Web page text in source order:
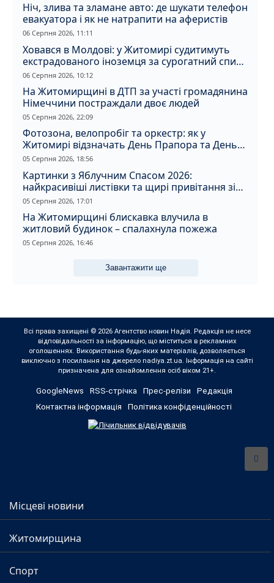
Ніч, злива та зламане авто: де шукати телефон
евакуатора і як не натрапити на аферистів
06 Серпня 2026, 11:11
Ховався в Молдові: у Житомирі судитимуть
екстрадованого іноземця за сурогатний спирт
і відмивання грошей
06 Серпня 2026, 10:12
На Житомирщині в ДТП за участі громадянина
Німеччини постраждали двоє людей
05 Серпня 2026, 22:09
Фотозона, велопробіг та оркестр: як у
Житомирі відзначать День Прапора та День
Незалежності
05 Серпня 2026, 18:56
Картинки з Яблучним Спасом 2026:
найкрасивіші листівки та щирі привітання зі
святом
05 Серпня 2026, 17:01
На Житомирщині блискавка влучила в
житловий будинок – спалахнула пожежа
05 Серпня 2026, 16:46
Завантажити ще
Всі права захищені © 2026 Агентство новин Надія. Редакція не несе
відповідальності за інформацію, що міститься в рекламних
оголошеннях. Використання будь-яких матеріалів, дозволяється
виключно з посилання на джерело nadiya.zt.ua. Інформація на сайті
призначена для ознайомлення осіб віком 21+.
GoogleNews RSS-стрічка Прес-релізи
Редакція
Контактна інформація
Політика конфіденційності
Місцеві новини
Житомирщина
Спорт